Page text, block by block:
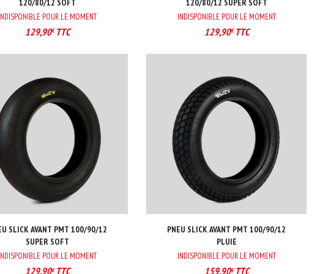
120/80/12 SOFT
POUR LE MOMENT
129,90€TTC
120/80/12 SUPER SOFT
INDISPONIBLE POUR LE MOMENT
129,90€TTC
SLICK AVANT PMT 100/90/12
SUPER SOFT
POUR LE MOMENT
129,90€TTC
PNEU SLICK AVANT PMT 100/90/12
PLUIE
INDISPONIBLE POUR LE MOMENT
159,90€TTC